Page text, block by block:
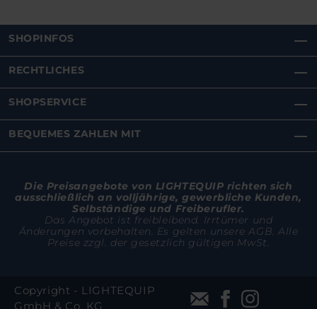
SHOPINFOS
RECHTLICHES
SHOPSERVICE
BEQUEMES ZAHLEN MIT
Die Preisangebote von LIGHTEQUIP richten sich
ausschließlich an volljährige, gewerbliche Kunden,
Selbständige und Freiberufler.
Das Angebot ist freibleibend. Irrtümer und
Änderungen vorbehalten. Es gelten unsere AGB. Alle
Preise zzgl. der gesetzlich gültigen MwSt.
Copyright - LIGHTEQUIP
GmbH & Co. KG